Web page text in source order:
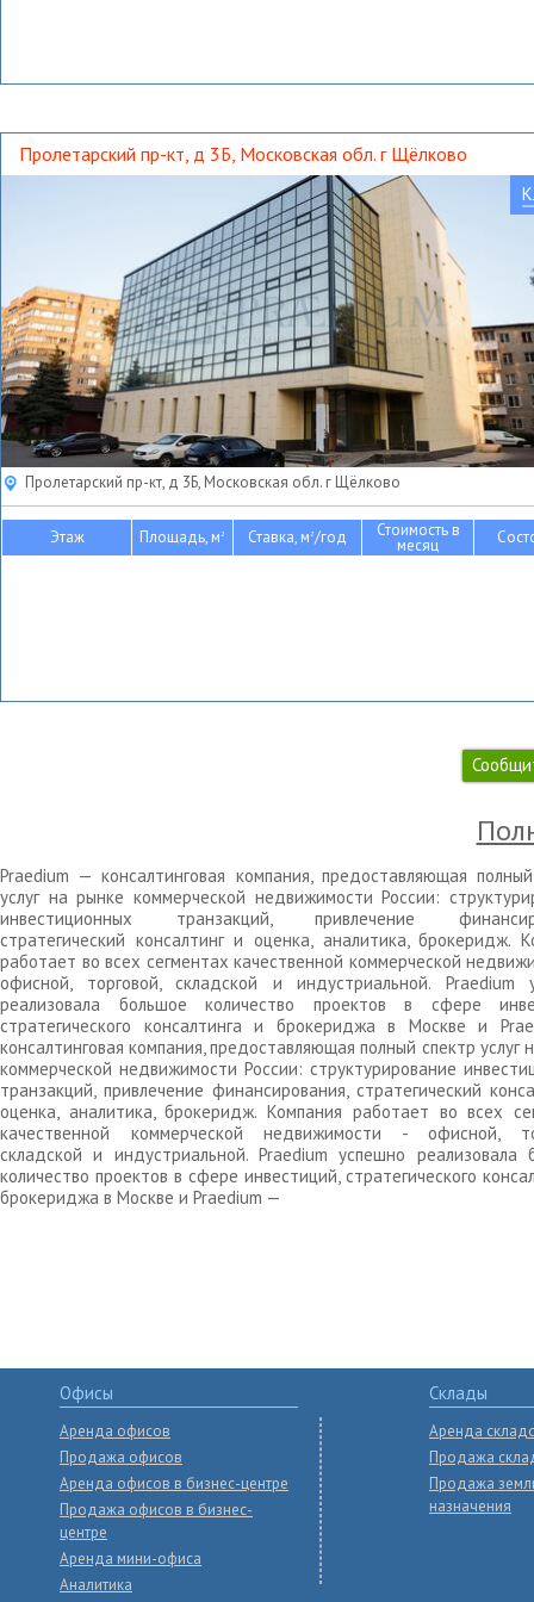
Пролетарский пр-кт, д 3Б, Московская обл. г Щёлково
Пролетарский пр-кт, д 3Б, Московская обл. г Щёлково
Этаж Площадь, м2 Ставка, м2/год Стоимость в
месяц
Praedium — консалтинговая компания, предоставляющая
услуг на рынке коммерческой недвижимости России:
инвестиционных транзакций, привлечение
стратегический консалтинг и оценка, аналитика, брокеридж.
работает во всех сегментах качественной коммерческой
офисной, торговой, складской и индустриальной. Praedium
реализовала большое количество проектов в сфере
стратегического консалтинга и брокериджа в Москве и
консалтинговая компания, предоставляющая полный спектр услуг
коммерческой недвижимости России: структурирование
транзакций, привлечение финансирования, стратегический
оценка, аналитика, брокеридж. Компания работает во всех
качественной коммерческой недвижимости - офисной,
складской и индустриальной. Praedium успешно реализовала
количество проектов в сфере инвестиций, стратегического
брокериджа в Москве и Praedium —
Офисы
Аренда офисов
Продажа офисов
Аренда офисов в бизнес-центре
Продажа офисов в бизнес-
центре
Аренда мини-офиса
Аналитика
Склады
Аренда
Продажа
Продажа
назначения